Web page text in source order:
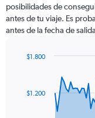
posibilidades de
antes de tu viaje. Es
antes de la fecha de
data
$1.200
$1.800